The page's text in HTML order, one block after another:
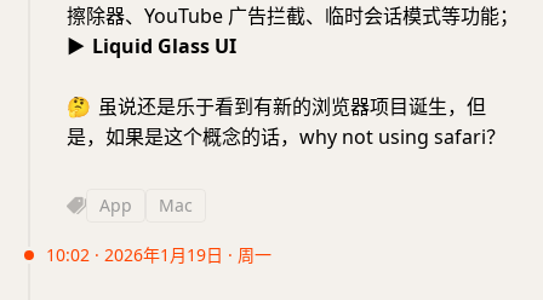
擦除器、YouTube 广告拦截、临时会话模式等功能；
▶ Liquid Glass UI
🤔 虽说还是乐于看到有新的浏览器项目诞生，但
是，如果是这个概念的话，why not using safari？
App Mac
10:02 · 2026年1月19日 · 周一